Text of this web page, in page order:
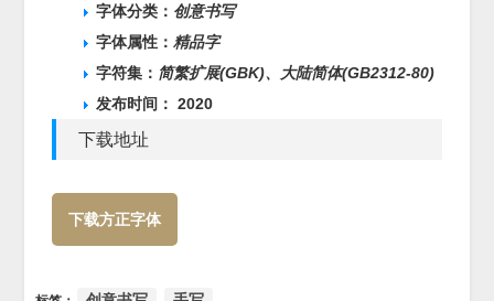
字体分类： 创意书写
字体属性：精品字
字符集： 简繁扩展(GBK)、
大陆简体(GB2312-80)
发布时间： 2020
下载地址
下载方正字体